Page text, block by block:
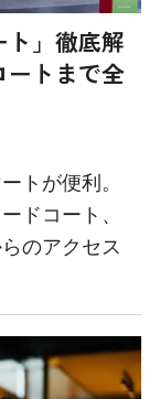
ト」徹底解
ートまで全
トが便利。
ドコート、
のアクセス